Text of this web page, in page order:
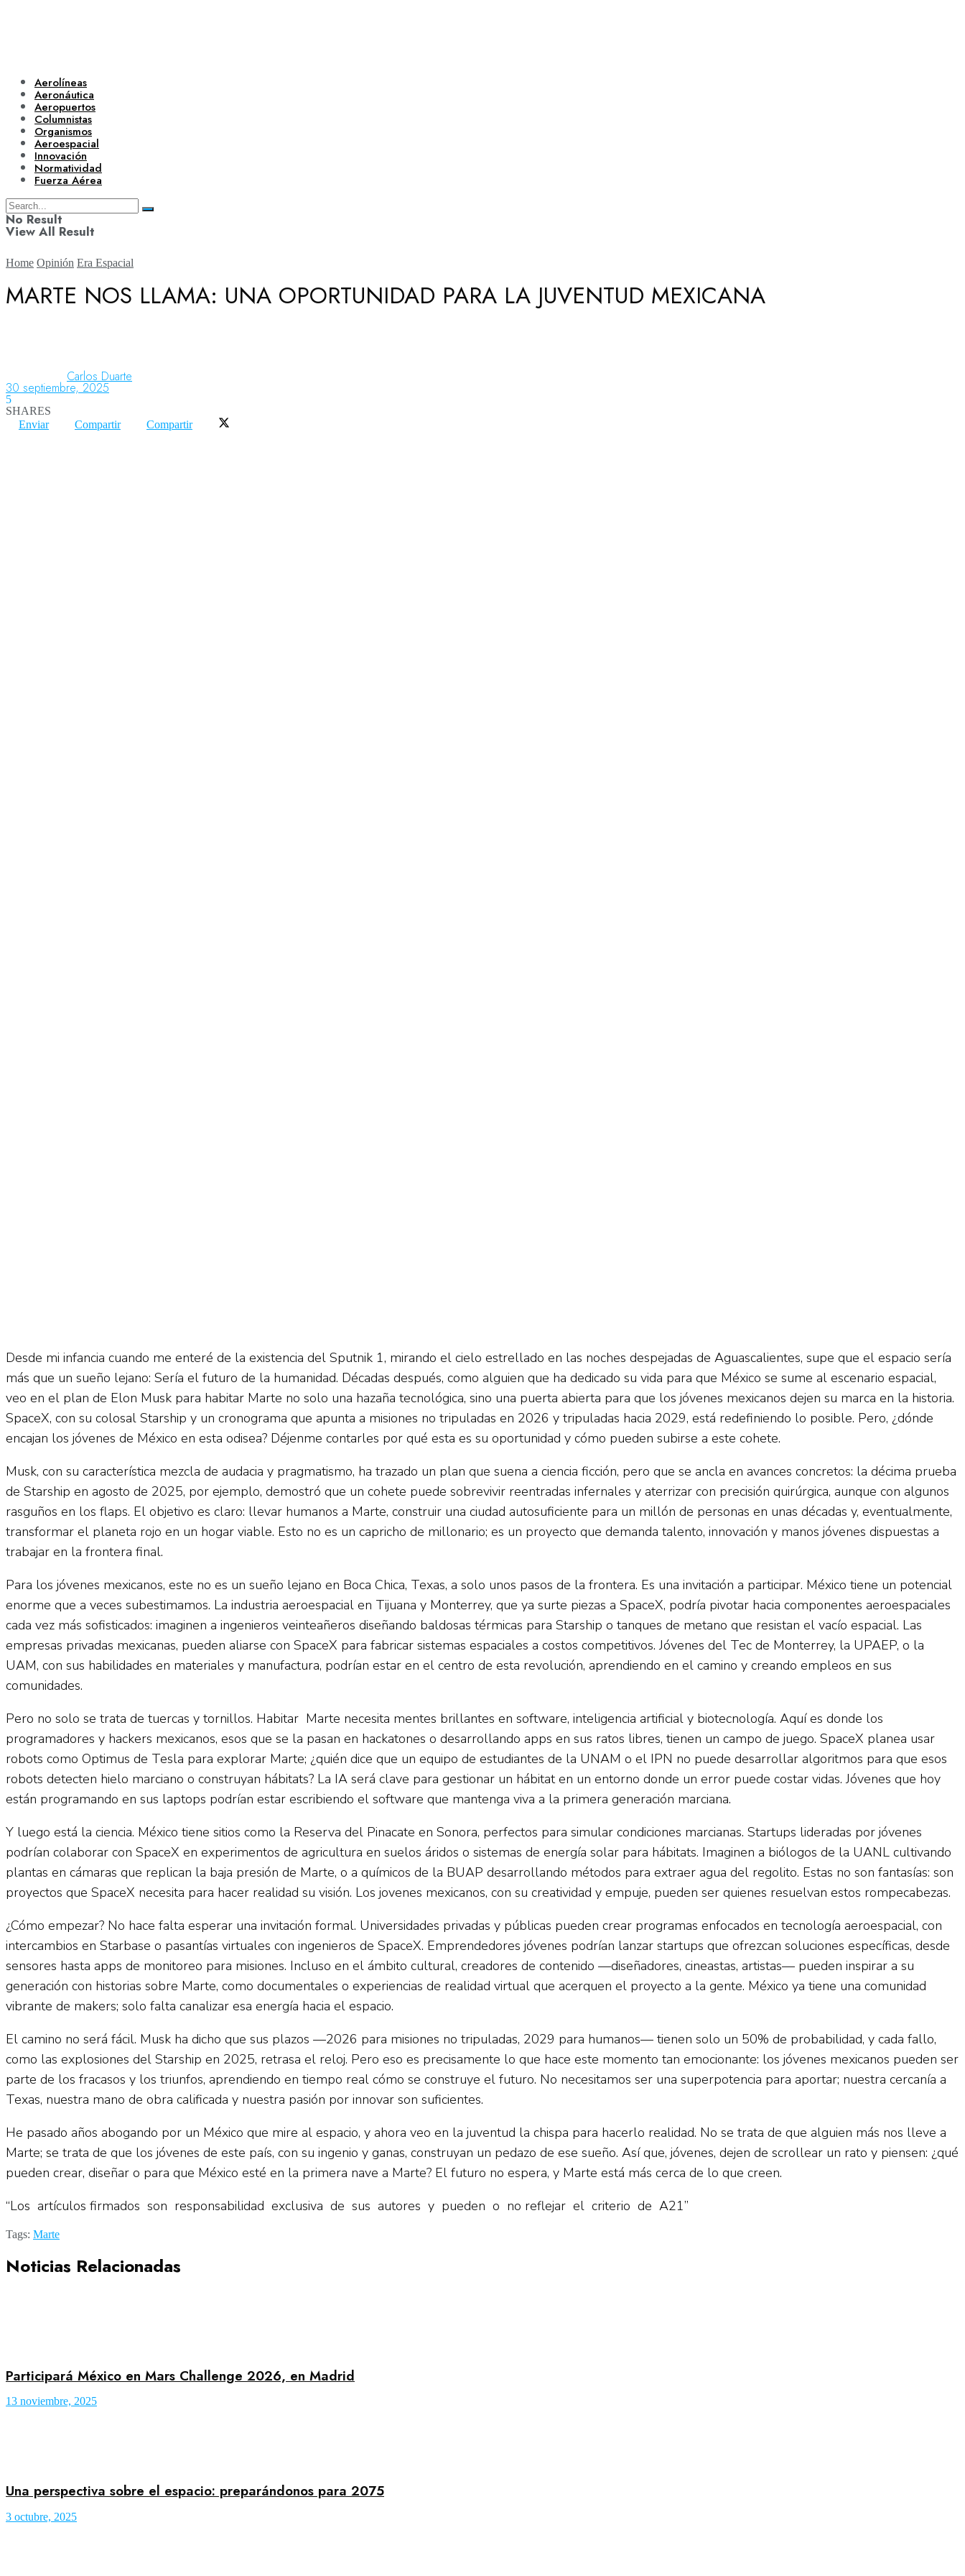
Aerolíneas
Aeronáutica
Aeropuertos
Columnistas
Organismos
Aeroespacial
Innovación
Normatividad
Fuerza Aérea
No Result
View All Result
Aeronáutica
Aeropuertos
Home Opinión Era Espacial
MARTE NOS LLAMA: UNA OPORTUNIDAD PARA LA JUVENTUD MEXICANA
Carlos Duarte
30 septiembre, 2025
5
SHARES
Enviar
Compartir Compartir
Desde mi infancia cuando me enteré de la existencia del Sputnik 1, mirando el cielo estrellado en las noches despejadas de Aguascalientes, supe que el espacio sería
más que un sueño lejano: Sería el futuro de la humanidad. Décadas después, como alguien que ha dedicado su vida para que México se sume al escenario espacial,
veo en el plan de Elon Musk para habitar Marte no solo una hazaña tecnológica, sino una puerta abierta para que los jóvenes mexicanos dejen su marca en la historia.
SpaceX, con su colosal Starship y un cronograma que apunta a misiones no tripuladas en 2026 y tripuladas hacia 2029, está redefiniendo lo posible. Pero, ¿dónde
encajan los jóvenes de México en esta odisea? Déjenme contarles por qué esta es su oportunidad y cómo pueden subirse a este cohete.
Musk, con su característica mezcla de audacia y pragmatismo, ha trazado un plan que suena a ciencia ficción, pero que se ancla en avances concretos: la décima prueba
de Starship en agosto de 2025, por ejemplo, demostró que un cohete puede sobrevivir reentradas infernales y aterrizar con precisión quirúrgica, aunque con algunos
rasguños en los flaps. El objetivo es claro: llevar humanos a Marte, construir una ciudad autosuficiente para un millón de personas en unas décadas y, eventualmente,
transformar el planeta rojo en un hogar viable. Esto no es un capricho de millonario; es un proyecto que demanda talento, innovación y manos jóvenes dispuestas a
trabajar en la frontera final.
Para los jóvenes mexicanos, este no es un sueño lejano en Boca Chica, Texas, a solo unos pasos de la frontera. Es una invitación a participar. México tiene un potencial
enorme que a veces subestimamos. La industria aeroespacial en Tijuana y Monterrey, que ya surte piezas a SpaceX, podría pivotar hacia componentes aeroespaciales
cada vez más sofisticados: imaginen a ingenieros veinteañeros diseñando baldosas térmicas para Starship o tanques de metano que resistan el vacío espacial. Las
empresas privadas mexicanas, pueden aliarse con SpaceX para fabricar sistemas espaciales a costos competitivos. Jóvenes del Tec de Monterrey, la UPAEP, o la
UAM, con sus habilidades en materiales y manufactura, podrían estar en el centro de esta revolución, aprendiendo en el camino y creando empleos en sus
comunidades.
Pero no solo se trata de tuercas y tornillos. Habitar Marte necesita mentes brillantes en software, inteligencia artificial y biotecnología. Aquí es donde los
programadores y hackers mexicanos, esos que se la pasan en hackatones o desarrollando apps en sus ratos libres, tienen un campo de juego. SpaceX planea usar
robots como Optimus de Tesla para explorar Marte; ¿quién dice que un equipo de estudiantes de la UNAM o el IPN no puede desarrollar algoritmos para que esos
robots detecten hielo marciano o construyan hábitats? La IA será clave para gestionar un hábitat en un entorno donde un error puede costar vidas. Jóvenes que hoy
están programando en sus laptops podrían estar escribiendo el software que mantenga viva a la primera generación marciana.
Y luego está la ciencia. México tiene sitios como la Reserva del Pinacate en Sonora, perfectos para simular condiciones marcianas. Startups lideradas por jóvenes
podrían colaborar con SpaceX en experimentos de agricultura en suelos áridos o sistemas de energía solar para hábitats. Imaginen a biólogos de la UANL cultivando
plantas en cámaras que replican la baja presión de Marte, o a químicos de la BUAP desarrollando métodos para extraer agua del regolito. Estas no son fantasías: son
proyectos que SpaceX necesita para hacer realidad su visión. Los jovenes mexicanos, con su creatividad y empuje, pueden ser quienes resuelvan estos rompecabezas.
¿Cómo empezar? No hace falta esperar una invitación formal. Universidades privadas y públicas pueden crear programas enfocados en tecnología aeroespacial, con
intercambios en Starbase o pasantías virtuales con ingenieros de SpaceX. Emprendedores jóvenes podrían lanzar startups que ofrezcan soluciones específicas, desde
sensores hasta apps de monitoreo para misiones. Incluso en el ámbito cultural, creadores de contenido —diseñadores, cineastas, artistas— pueden inspirar a su
generación con historias sobre Marte, como documentales o experiencias de realidad virtual que acerquen el proyecto a la gente. México ya tiene una comunidad
vibrante de makers; solo falta canalizar esa energía hacia el espacio.
El camino no será fácil. Musk ha dicho que sus plazos —2026 para misiones no tripuladas, 2029 para humanos— tienen solo un 50% de probabilidad, y cada fallo,
como las explosiones del Starship en 2025, retrasa el reloj. Pero eso es precisamente lo que hace este momento tan emocionante: los jóvenes mexicanos pueden ser
parte de los fracasos y los triunfos, aprendiendo en tiempo real cómo se construye el futuro. No necesitamos ser una superpotencia para aportar; nuestra cercanía a
Texas, nuestra mano de obra calificada y nuestra pasión por innovar son suficientes.
He pasado años abogando por un México que mire al espacio, y ahora veo en la juventud la chispa para hacerlo realidad. No se trata de que alguien más nos lleve a
Marte; se trata de que los jóvenes de este país, con su ingenio y ganas, construyan un pedazo de ese sueño. Así que, jóvenes, dejen de scrollear un rato y piensen: ¿qué
pueden crear, diseñar o para que México esté en la primera nave a Marte? El futuro no espera, y Marte está más cerca de lo que creen.
“Los artículos firmados son responsabilidad exclusiva de sus autores y pueden o no reflejar el criterio de A21”
Tags: Marte
Noticias Relacionadas
Participará México en Mars Challenge 2026, en Madrid
13 noviembre, 2025
Una perspectiva sobre el espacio: preparándonos para 2075
3 octubre, 2025